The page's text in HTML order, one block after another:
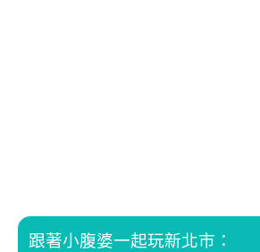
跟著小腹婆一起玩新北市：